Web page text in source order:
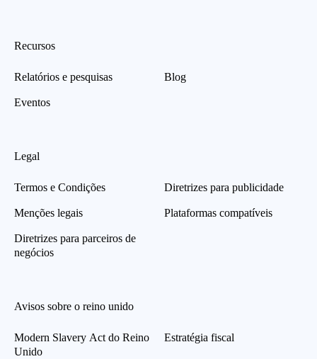
Recursos
Relatórios e pesquisas
Eventos
Blog
Legal
Termos e Condições
Menções legais
Diretrizes para parceiros de
negócios
Diretrizes para publicidade
Plataformas compatíveis
Avisos sobre o reino unido
Modern Slavery Act do Reino
Unido
Estratégia fiscal